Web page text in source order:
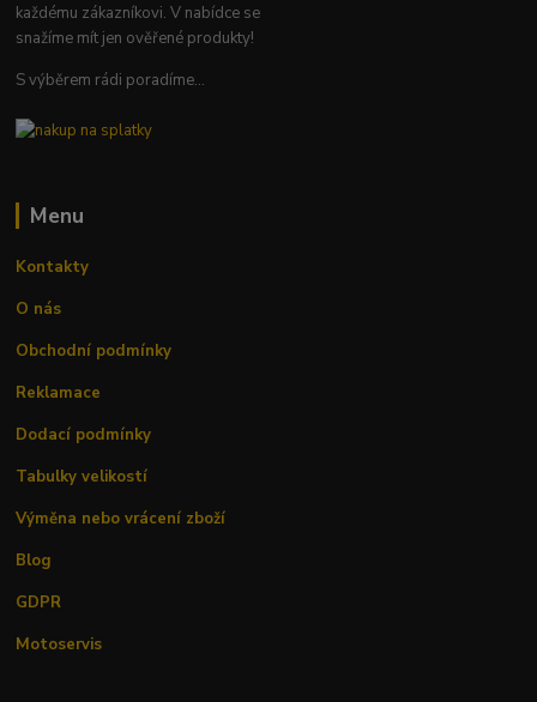
každému zákazníkovi. V nabídce se
snažíme mít jen ověřené produkty!
S výběrem rádi poradíme...
Menu
Kontakty
O nás
Obchodní podmínky
Reklamace
Dodací podmínky
Tabulky velikostí
Výměna nebo vrácení zboží
Blog
GDPR
Motoservis